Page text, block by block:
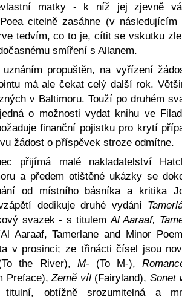
matky - k níž jej zjevně
citelně zasáhne (v následujícím
tedvím, co to je, cítit se vskutku
smíření s Allanem.
propuštěn, na vyřízení
má ale čekat celý další rok.
v Baltimoru. Touží po druhém
o možnosti vydat knihu ve
finanční pojistku pro krytí
žádost o příspěvek stroze odmítne.
přijímá malé nakladatelství
a předem otištěné ukázky se
od místního básníka a kritika
dedikuje druhé vydání
svazek - s titulem Al Aaraaf,
Aaraaf, Tamerlane and Minor
v prosinci; ze třinácti čísel jsou
the River), M-(To M-),
Preface),Země víl(Fairyland), Sonet
obtížně srozumitelná a